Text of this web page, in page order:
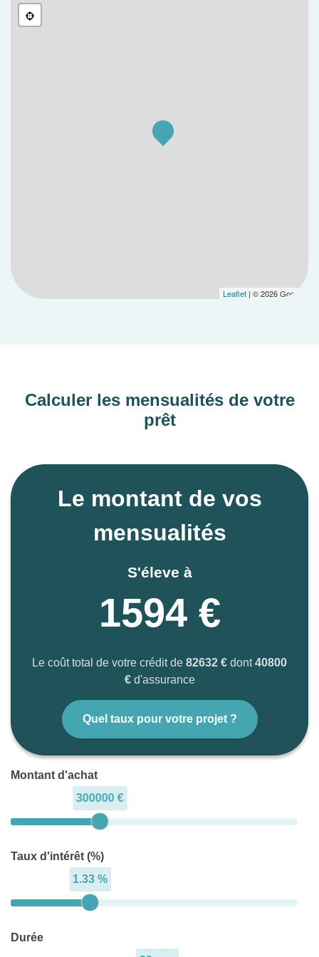
Leaflet | © 2026 Google
Calculer les mensualités de votre
prêt
Le montant de vos
mensualités
S'éleve à
1594 €
Le coût total de votre crédit de 82632 € dont40800
€d'assurance
Quel taux pour votre projet ?
Montant d'achat
300000 €
Taux d'intérêt (%)
1.33 %
Durée